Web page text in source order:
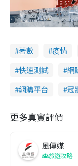
著數 疫情
快速測試
網
網購平台
冠
更多真實評價
風傳媒
旅遊攻略